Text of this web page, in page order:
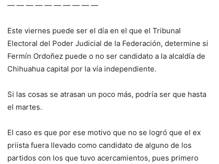
— — — — — — — — — —
Este viernes puede ser el día en el que el Tribunal
Electoral del Poder Judicial de la Federación, determine si
Fermín Ordoñez puede o no ser candidato a la alcaldía de
Chihuahua capital por la vía independiente.
Si las cosas se atrasan un poco más, podría ser que hasta
el martes.
El caso es que por ese motivo que no se logró que el ex
priista fuera llevado como candidato de alguno de los
partidos con los que tuvo acercamientos, pues primero